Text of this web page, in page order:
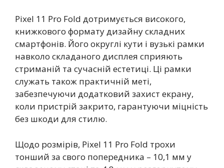
Pixel 11 Pro Fold дотримується високого,
книжкового формату дизайну складних
смартфонів. Його округлі кути і вузькі рамки
навколо складаного дисплея сприяють
стриманій та сучасній естетиці. Ці рамки
служать також практичній меті,
забезпечуючи додатковий захист екрану,
коли пристрій закрито, гарантуючи міцність
без шкоди для стилю.
Щодо розмірів, Pixel 11 Pro Fold трохи
тонший за свого попередника – 10,1 мм у